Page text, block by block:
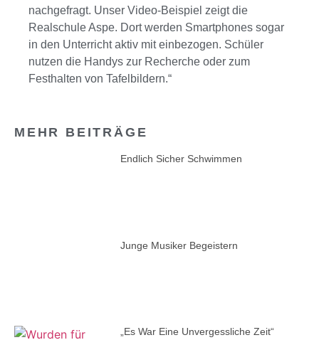
nachgefragt. Unser Video-Beispiel zeigt die
Realschule Aspe. Dort werden Smartphones sogar
in den Unterricht aktiv mit einbezogen. Schüler
nutzen die Handys zur Recherche oder zum
Festhalten von Tafelbildern.“
MEHR BEITRÄGE
Endlich Sicher Schwimmen
Junge Musiker Begeistern
„Es War Eine Unvergessliche Zeit“